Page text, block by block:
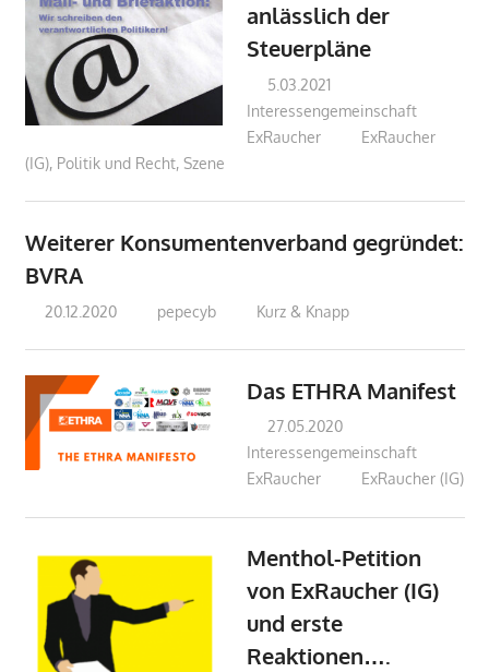
anlässlich der
Steuerpläne
5.03.2021
Interessengemeinschaft
ExRaucher
ExRaucher
(IG), Politik und Recht, Szene
Weiterer Konsumentenverband gegründet:
BVRA
20.12.2020 pepecyb Kurz & Knapp
Das ETHRA Manifest
27.05.2020
Interessengemeinschaft
ExRaucher
ExRaucher (IG)
Menthol-Petition
von ExRaucher (IG)
und erste
Reaktionen….